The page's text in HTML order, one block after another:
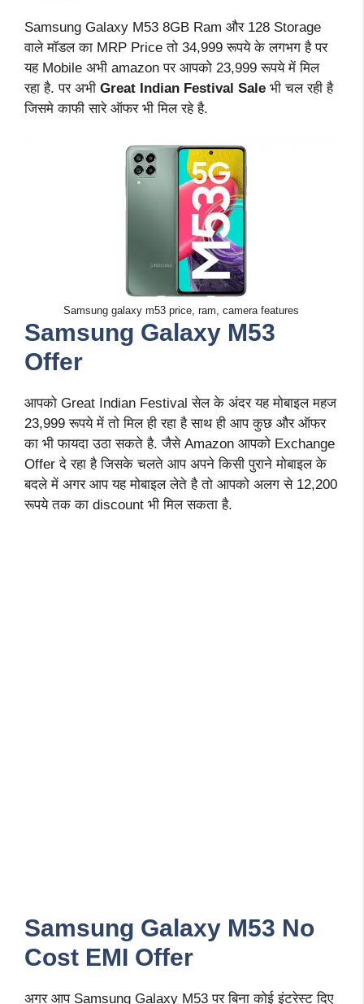
Samsung Galaxy M53 8GB Ram और 128 Storage
वाले मॉडल का MRP Price तो 34,999 रूपये के लगभग है पर
यह Mobile अभी amazon पर आपको 23,999 रूपये में मिल
रहा है. पर अभी Great Indian Festival Sale भी चल रही है
जिसमे काफी सारे ऑफर भी मिल रहे है.
Samsung galaxy m53 price, ram, camera features
Samsung Galaxy M53
Offer
आपको Great Indian Festival सेल के अंदर यह मोबाइल महज
23,999 रूपये में तो मिल ही रहा है साथ ही आप कुछ और ऑफर
का भी फायदा उठा सकते है. जैसे Amazon आपको Exchange
Offer दे रहा है जिसके चलते आप अपने किसी पुराने मोबाइल के
बदले में अगर आप यह मोबाइल लेते है तो आपको अलग से 12,200
रूपये तक का discount भी मिल सकता है.
Samsung Galaxy M53 No
Cost EMI Offer
अगर आप Samsung Galaxy M53 पर बिना कोई इंटरेस्ट दिए